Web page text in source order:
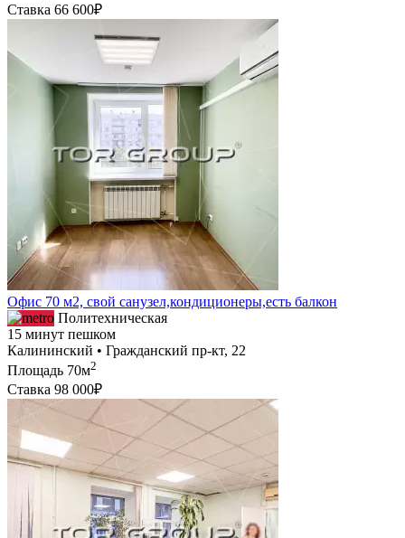
Ставка 66 600₽
Офис 70 м2, свой санузел,кондиционеры,есть балкон
Политехническая
15 минут пешком
Калининский • Гражданский пр-кт, 22
Площадь 70м2
Ставка 98 000₽